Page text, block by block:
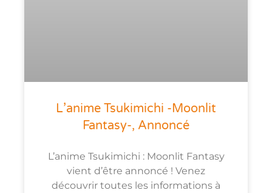
L’anime Tsukimichi -Moonlit
Fantasy-, Annoncé
L’anime Tsukimichi : Moonlit Fantasy
vient d’être annoncé ! Venez
découvrir toutes les informations à